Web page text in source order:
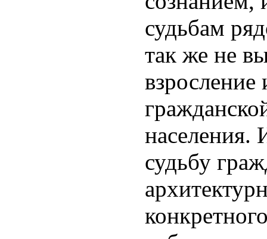
судьбам
так же не
населения.
судьбу